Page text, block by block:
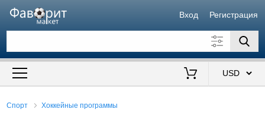
Вход Регистрация
Искать также в описании
Спорт Хоккейные программы